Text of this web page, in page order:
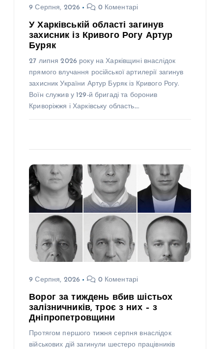
9 Серпня, 2026 0 Коментарі
У Харківській області загинув
захисник із Кривого Рогу Артур
Буряк
27 липня 2026 року на Харківщині внаслідок
прямого влучання російської артилерії загинув
захисник України Артур Буряк із Кривого Рогу.
Воїн служив у 129-й бригаді та боронив
Криворіжжя і Харківську область.…
9 Серпня, 2026 0 Коментарі
Ворог за тиждень вбив шістьох
залізничників, троє з них – з
Дніпропетровщини
Протягом першого тижня серпня внаслідок
військових дій загинули шестеро працівників